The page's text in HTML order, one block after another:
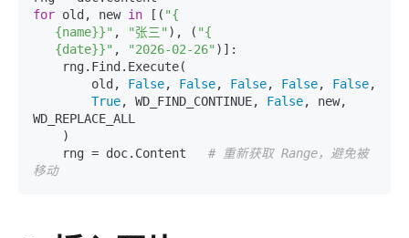
for old, new in [( "{
   {name}}"
, "张三" ), ( "{
   {date}}"
, "2026-02-26" )]:
        old,
False, False, False, False, False,
True, WD_FIND_CONTINUE, False, new,
WD_REPLACE_ALL
    rng = doc.Content
# 重新获取 Range，避免被
移动